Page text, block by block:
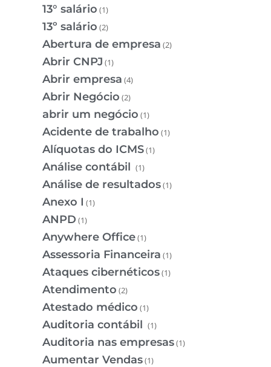
13° salário (1)
13º salário (2)
Abertura de empresa (2)
Abrir CNPJ (1)
Abrir empresa (4)
Abrir Negócio (2)
abrir um negócio (1)
Acidente de trabalho (1)
Alíquotas do ICMS(1)
Análise contábil (1)
Análise de resultados(1)
Anexo I (1)
ANPD (1)
Anywhere Office(1)
Assessoria Financeira (1)
Ataques cibernéticos(1)
Atendimento (2)
Atestado médico (1)
Auditoria contábil (1)
Auditoria nas empresas(1)
Aumentar Vendas(1)